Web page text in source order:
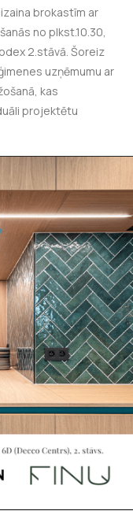
brokastīm ar
no plkst.10.30,
2.stāvā. Šoreiz
uzņēmumu ar
kas
projektētu